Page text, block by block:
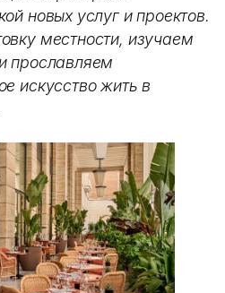
новых услуг и проектов.
местности, изучаем
прославляем
искусство жить в